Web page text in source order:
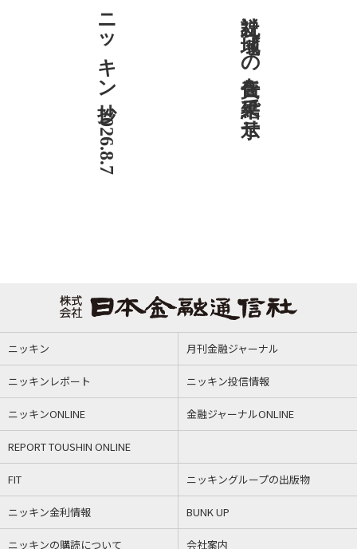
ニッキン抄 2026.8.7 社説 地域への責任を結果で示せ
ニッキン 月刊金融ジャーナル
ニッキンレポート ニッキン投信情報
ニッキンONLINE 金融ジャーナルONLINE
REPORT TOUSHIN ONLINE
FIT ニッキングループの出版物
ニッキン金利情報 BUNK UP
ニッキンの購読について 会社案内